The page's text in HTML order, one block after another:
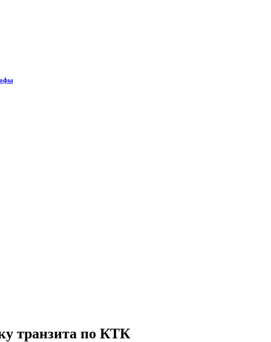
транзита по КТК